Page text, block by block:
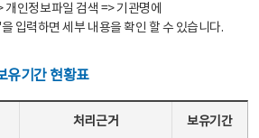
인정보파일 검색 => 기관명에
입력하면 세부 내용을 확인 할 수 있습니다.
유기간 현황표
처리근거 보유기간